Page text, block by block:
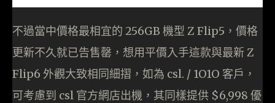
不過當中價格最相宜的 256GB 機型 Z Flip5，價格
更新不久就已告售罄，想用平價入手這款與最新 Z
Flip6 外觀大致相同細摺，如為 csl. / 1O1O 客戶，
可考慮到 csl 官方網店出機，其同樣提供 $6,998 優